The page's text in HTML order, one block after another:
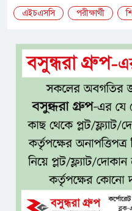
এইচএসসি পরীক্ষার্থী